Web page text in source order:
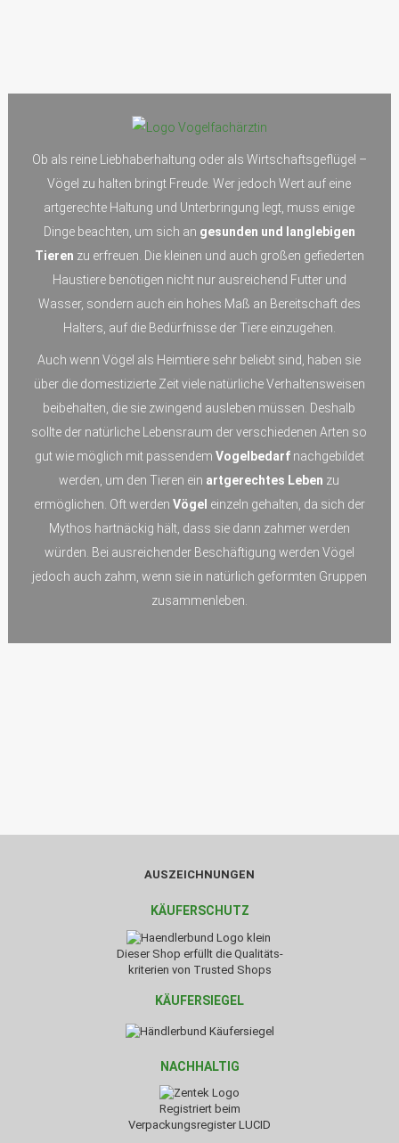
Ob als reine Liebhaberhaltung oder als Wirtschaftsgeflügel –
Vögel zu halten bringt Freude. Wer jedoch Wert auf eine
artgerechte Haltung und Unterbringung legt, muss einige
Dinge beachten, um sich an gesunden und langlebigen
Tieren zu erfreuen. Die kleinen und auch großen gefiederten
Haustiere benötigen nicht nur ausreichend Futter und
Wasser, sondern auch ein hohes Maß an Bereitschaft des
Halters, auf die Bedürfnisse der Tiere einzugehen.
Auch wenn Vögel als Heimtiere sehr beliebt sind, haben sie
über die domestizierte Zeit viele natürliche Verhaltensweisen
beibehalten, die sie zwingend ausleben müssen. Deshalb
sollte der natürliche Lebensraum der verschiedenen Arten so
gut wie möglich mit passendem Vogelbedarfnachgebildet
werden, um den Tieren ein artgerechtes Leben zu
ermöglichen. Oft werden Vögel einzeln gehalten, da sich der
Mythos hartnäckig hält, dass sie dann zahmer werden
würden. Bei ausreichender Beschäftigung werden Vögel
jedoch auch zahm, wenn sie in natürlich geformten Gruppen
zusammenleben.
AUSZEICHNUNGEN
KÄUFERSCHUTZ
Dieser Shop erfüllt die Qualitäts-
kriterien von Trusted Shops
KÄUFERSIEGEL
NACHHALTIG
Registriert beim
Verpackungsregister LUCID